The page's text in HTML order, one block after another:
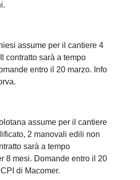
assume per il cantiere 4
contratto sarà a tempo
entro il 20 marzo. Info
assume per il cantiere
2 manovali edili non
sarà a tempo
8 mesi. Domande entro il 20
di Macomer.